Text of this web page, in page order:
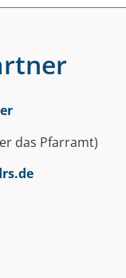
das Pfarramt)